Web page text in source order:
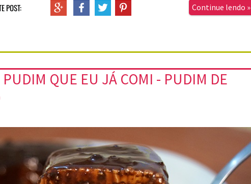
Continue lendo »
POST:
PUDIM QUE EU JÁ COMI - PUDIM DE